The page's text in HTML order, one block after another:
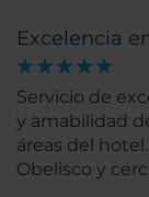
Excelencia
Servicio de
y amabilidad
áreas del
Obelisco y